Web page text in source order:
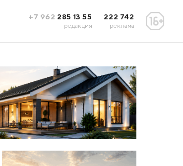
+7 962 285 13 55
редакция
222 742
реклама